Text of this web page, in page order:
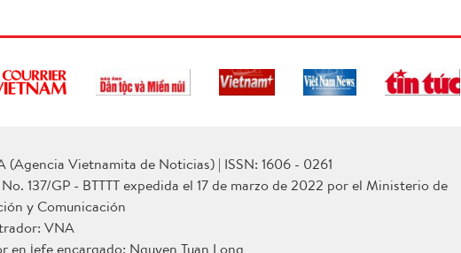
(Agencia Vietnamita de Noticias) | ISSN: 1606 - 0261
137/GP - BTTTT expedida el 17 de marzo de 2022 por el Ministerio de
y Comunicación
VNA
en jefe encargado: Nguyen Tuan Long